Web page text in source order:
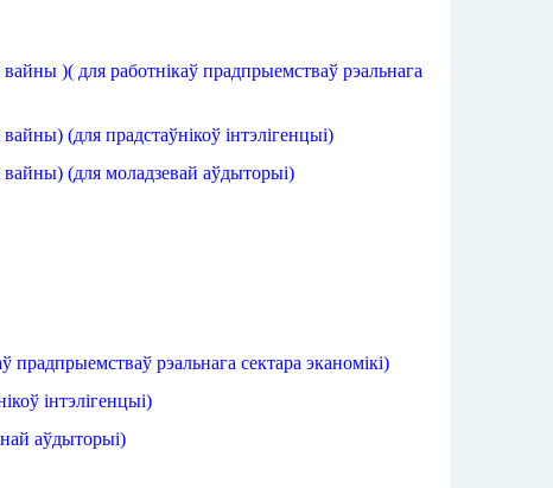
вайны )( для работнікаў прадпрыемстваў рэальнага
вайны) (для прадстаўнікоў інтэлігенцыі)
вайны) (для моладзевай аўдыторыі)
прадпрыемстваў рэальнага сектара эканомікі)
інтэлігенцыі)
аўдыторыі)